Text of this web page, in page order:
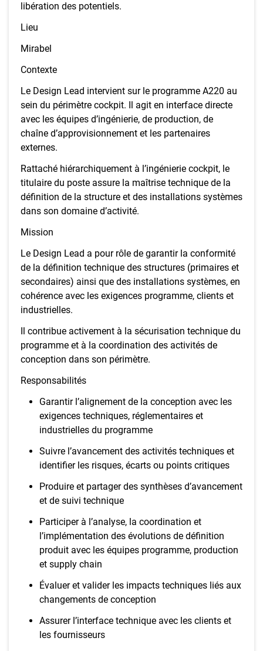
libération des potentiels.
Lieu
Mirabel
Contexte
Le Design Lead intervient sur le programme A220 au
sein du périmètre cockpit. Il agit en interface directe
avec les équipes d’ingénierie, de production, de
chaîne d’approvisionnement et les partenaires
externes.
Rattaché hiérarchiquement à l’ingénierie cockpit, le
titulaire du poste assure la maîtrise technique de la
définition de la structure et des installations systèmes
dans son domaine d’activité.
Mission
Le Design Lead a pour rôle de garantir la conformité
de la définition technique des structures (primaires et
secondaires) ainsi que des installations systèmes, en
cohérence avec les exigences programme, clients et
industrielles.
Il contribue activement à la sécurisation technique du
programme et à la coordination des activités de
conception dans son périmètre.
Responsabilités
Garantir l’alignement de la conception avec les
exigences techniques, réglementaires et
industrielles du programme
Suivre l’avancement des activités techniques et
identifier les risques, écarts ou points critiques
Produire et partager des synthèses d’avancement
et de suivi technique
Participer à l’analyse, la coordination et
l’implémentation des évolutions de définition
produit avec les équipes programme, production
et supply chain
Évaluer et valider les impacts techniques liés aux
changements de conception
Assurer l’interface technique avec les clients et
les fournisseurs